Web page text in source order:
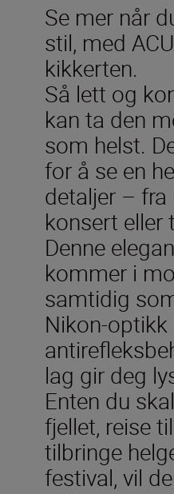
Se mer når
stil, med
kikkerten.
Så lett og
kan ta den
som helst.
for å se en
detaljer –
konsert eller
Denne
kommer i
samtidig
Nikon-optikk
lag gir deg
Enten du
fjellet, reise
tilbringe
festival, vil